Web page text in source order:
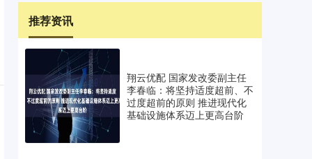
推荐资讯
翔云优配 国家发改委副主任
李春临：将坚持适度超前、不
过度超前的原则 推进现代化
基础设施体系迈上更高台阶